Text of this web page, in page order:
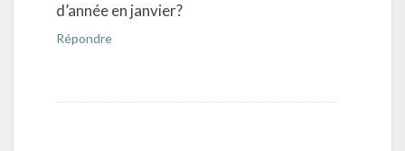
d’année en janvier?
Répondre